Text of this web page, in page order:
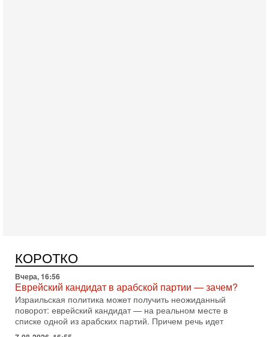
КОРОТКО
Нетаниягу на Генассамблею ООН в сентябре. По
Вчера, 16:56
Еврейский кандидат в арабской партии — зачем?
Израильская политика может получить неожиданный
поворот: еврейский кандидат — на реальном месте в
списке одной из арабских партий. Причем речь идет